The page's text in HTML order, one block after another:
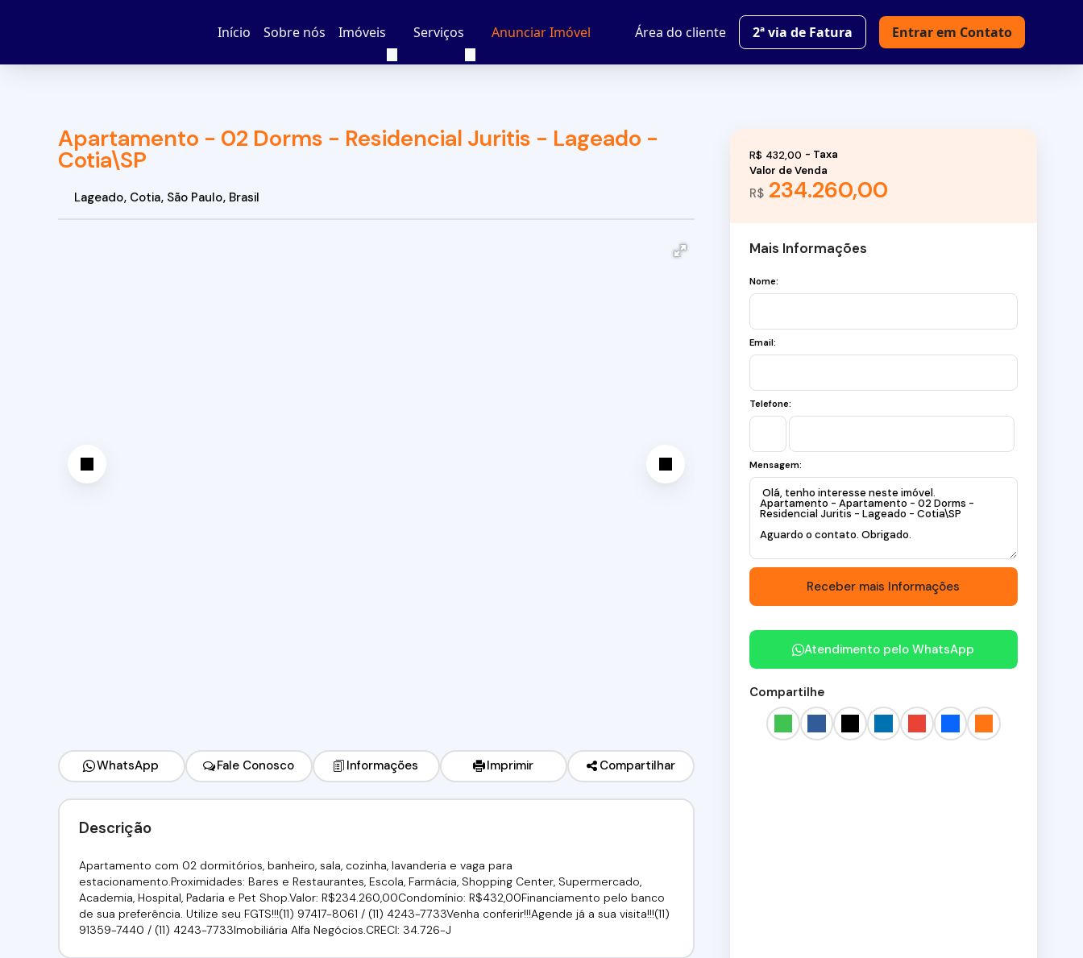
Entrar em Contato
2ª via de Fatura
Área do cliente
Anunciar Imóvel
Serviços
Imóveis
Sobre nós
Início
Apartamento - 02 Dorms - Residencial Juritis - Lageado -
Cotia\SP
Lageado, Cotia, São Paulo, Brasil
WhatsApp Fale Conosco Informações Imprimir Compartilhar
Descrição
Apartamento com 02 dormitórios, banheiro, sala, cozinha, lavanderia e vaga para
estacionamento.Proximidades: Bares e Restaurantes, Escola, Farmácia, Shopping Center, Supermercado,
Academia, Hospital, Padaria e Pet Shop.Valor: R$234.260,00Condomínio: R$432,00Financiamento pelo banco
de sua preferência. Utilize seu FGTS!!!(11) 97417-8061 / (11) 4243-7733Venha conferir!!!Agende já a sua visita!!!(11)
91359-7440 / (11) 4243-7733Imobiliária Alfa Negócios.CRECI: 34.726-J
R$234.260,00
Valor de Venda
R$ 432,00
Mais Informações
Nome:
Email:
Telefone:
Mensagem:
Atendimento peloWhatsApp
Compartilhe